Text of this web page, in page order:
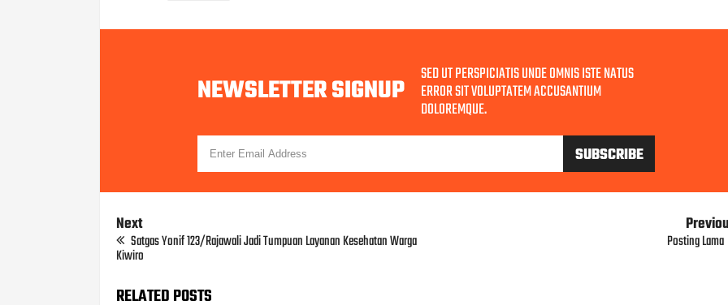
NEWSLETTER SIGNUP SED UT PERSPICIATIS UNDE OMNIS ISTE NATUS
ERROR SIT VOLUPTATEM ACCUSANTIUM
DOLOREMQUE.
Next
Satgas Yonif 123/Rajawali Jadi Tumpuan Layanan Kesehatan Warga
Kiwiro
Posting Lama
RELATED POSTS